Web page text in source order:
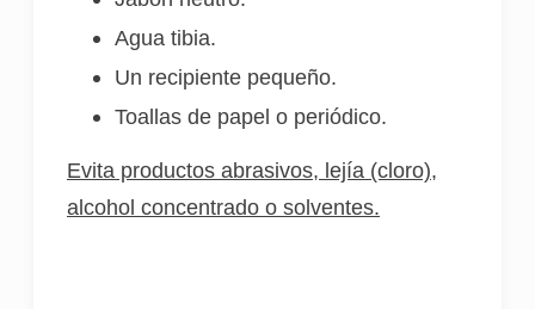
Agua tibia.
Un recipiente pequeño.
Toallas de papel o periódico.
Evita productos abrasivos, lejía (cloro),
alcohol concentrado o solventes.